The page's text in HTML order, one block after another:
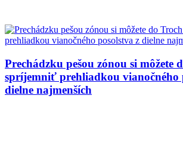
Prechádzku pešou zónou si
spríjemniť prehliadkou vianočného
dielne najmenších